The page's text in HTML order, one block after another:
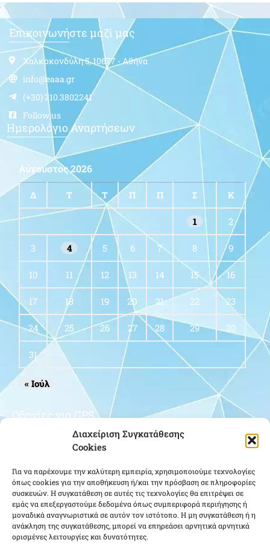
Διαχείριση Συγκατάθεσης
Cookies
Για να παρέχουμε την καλύτερη εμπειρία, χρησιμοποιούμε τεχνολογίες
όπως cookies για την αποθήκευση ή/και την πρόσβαση σε πληροφορίες
συσκευών. Η συγκατάθεση σε αυτές τις τεχνολογίες θα επιτρέψει σε
εμάς να επεξεργαστούμε δεδομένα όπως συμπεριφορά περιήγησης ή
μοναδικά αναγνωριστικά σε αυτόν τον ιστότοπο. Η μη συγκατάθεση ή η
ανάκληση της συγκατάθεσης, μπορεί να επηρεάσει αρνητικά αρνητικά
ορισμένες λειτουργίες και δυνατότητες.
Επικοινωνήστε μαζί μας
Χαλκοκονδύλη 5, 10677 - Αθήνα
info@eaaa.gr
(+30) 210.3802241
Follow us
Ημερολόγιο Αναρτήσεων
Αύγουστος 2026
Δ Τ Τ Π Π Σ Κ
1 2
3 4 5 6 7 8 9
10 11 12 13 14 15 16
17 18 19 20 21 22 23
24 25 26 27 28 29 30
31
« Ιούλ
Οδηγίες για GPS
Κάντε κλικ για να αποδεχτείτε cookies
εμπορικής προώθησης και να